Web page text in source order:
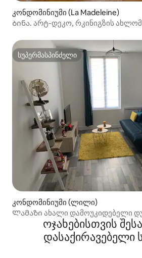
კონდომინიუმი (La Madeleine)
Ბინა. არტ-დეკო, რკინიგზის
სუპერმასპინძელი
სუპერმასპინძელი
კონდომინიუმი (ლილი)
Ლამაზი ახალი დამოუკიდებელი
ოჯახებისთვის
დასაქირავებელი